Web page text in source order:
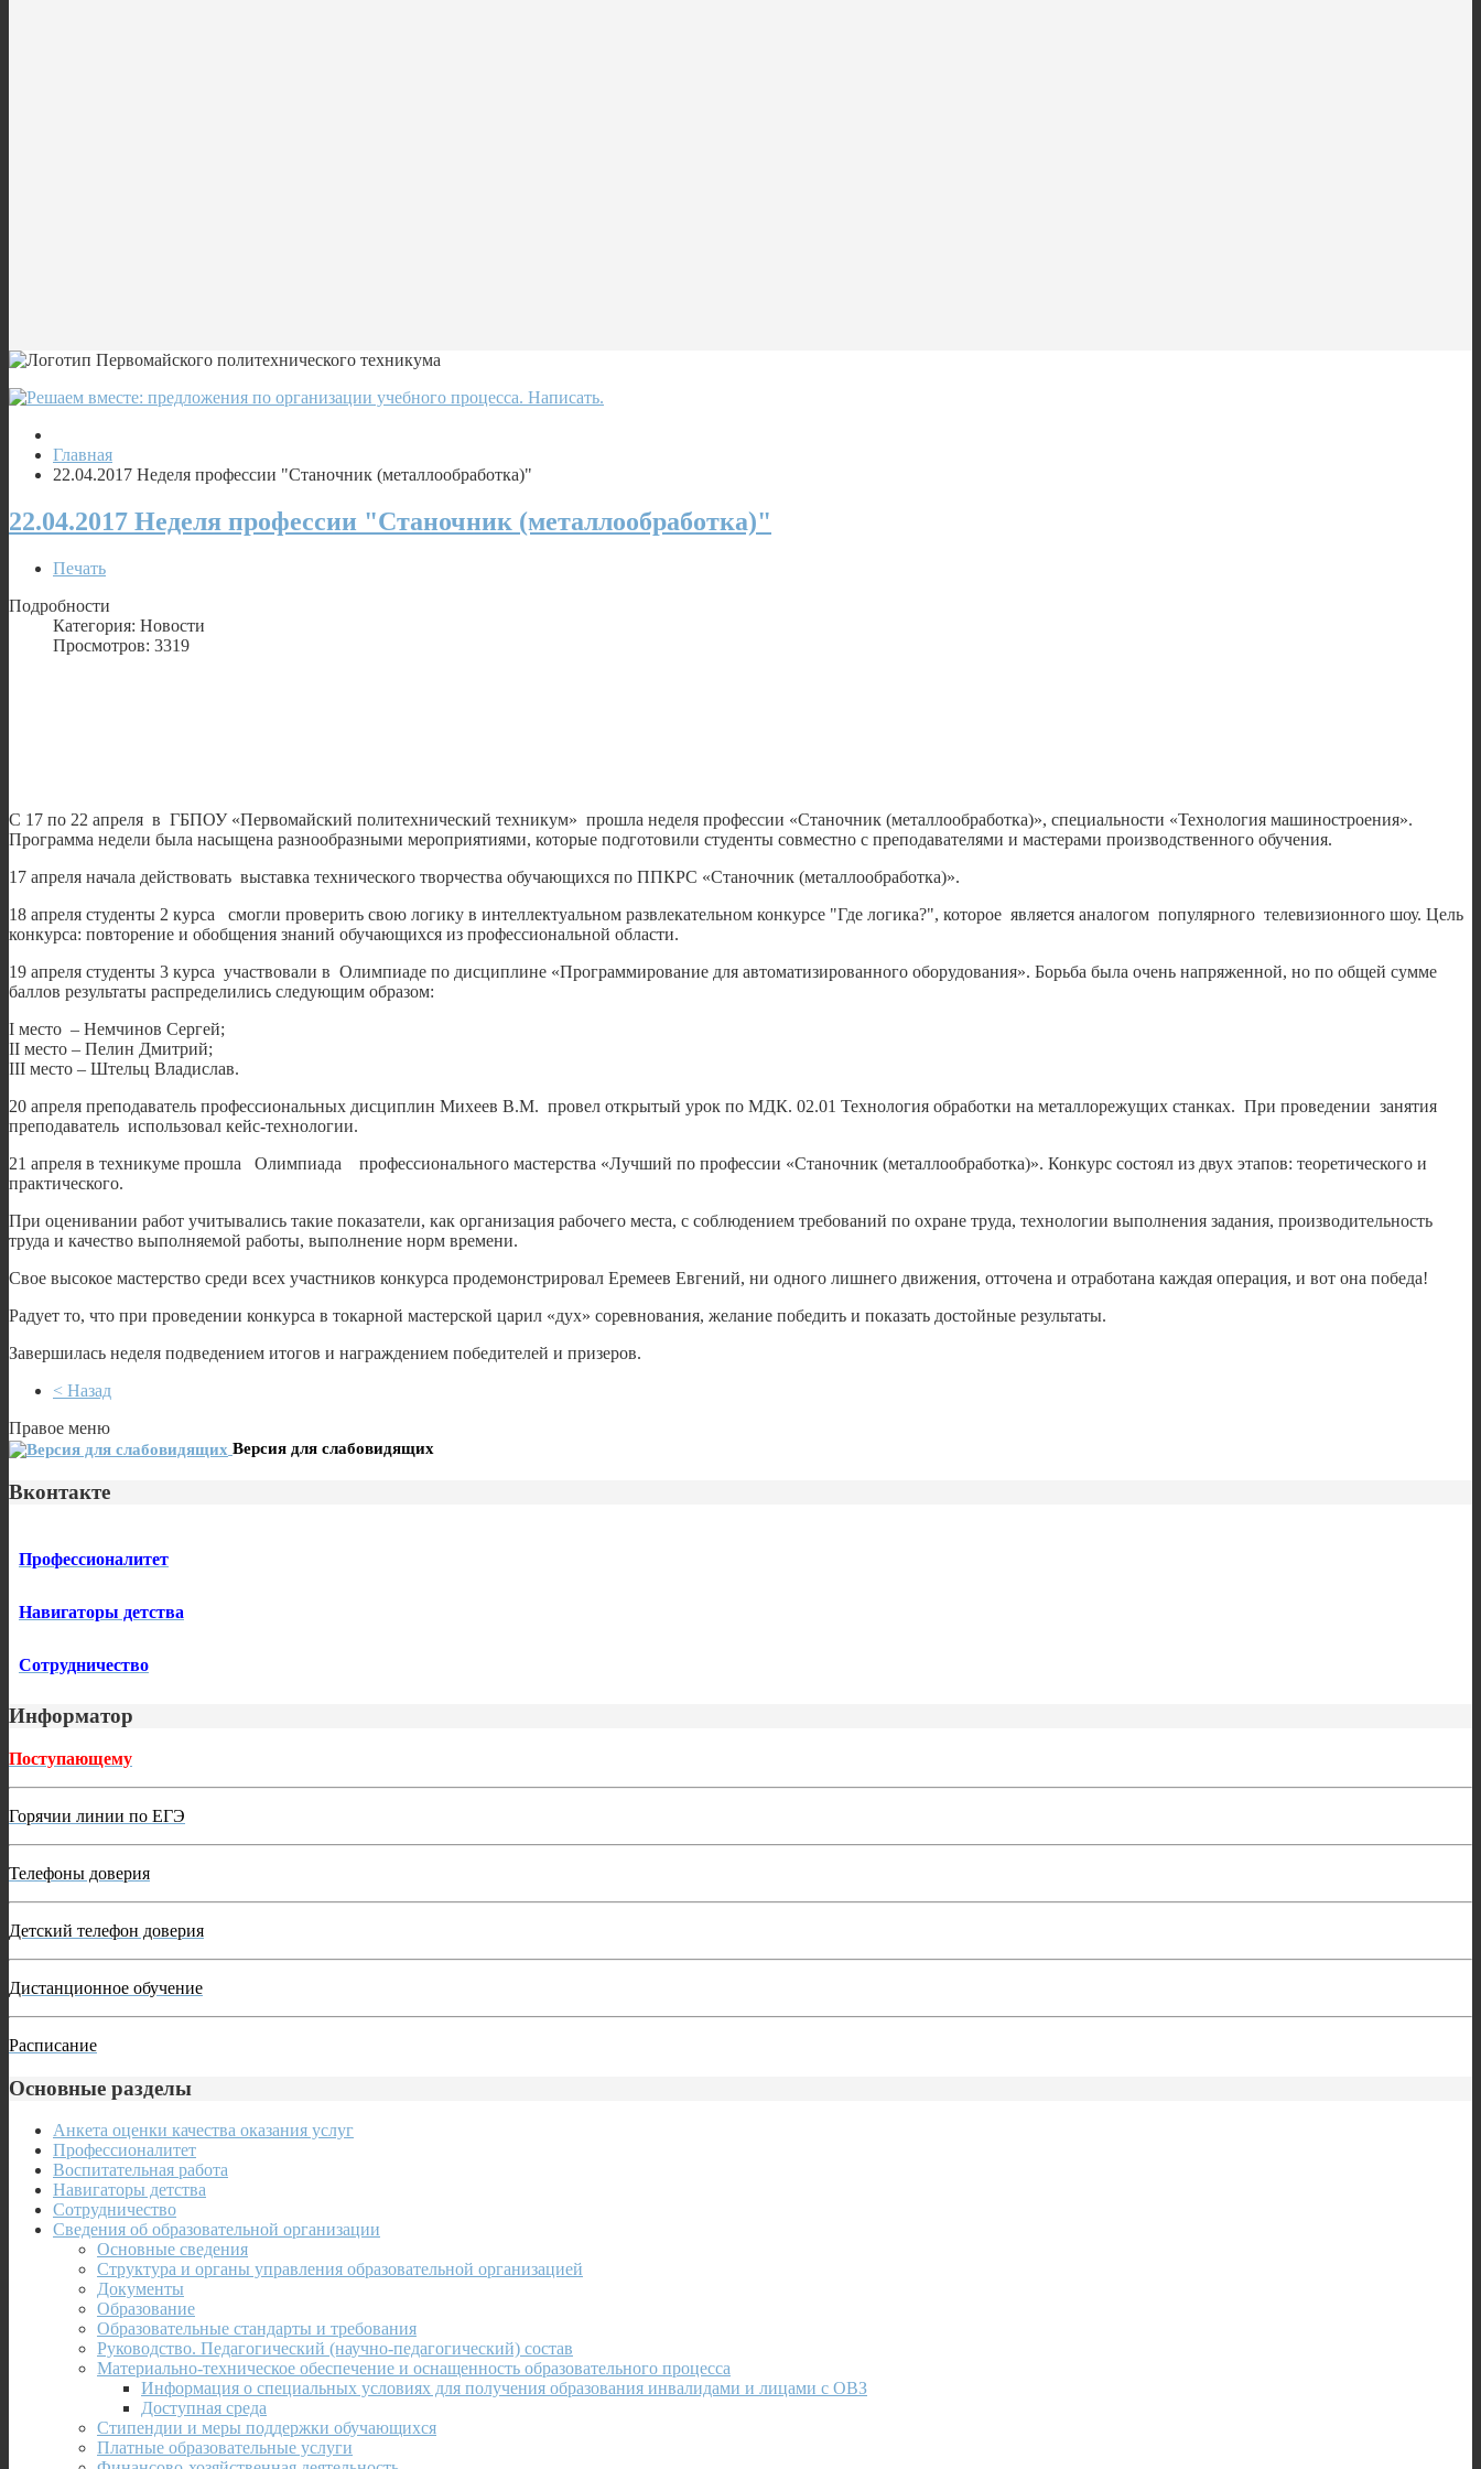
Главная
22.04.2017 Неделя профессии "Станочник (металлообработка)"
22.04.2017 Неделя профессии "Станочник (металлообработка)"
Печать
Подробности
Категория: Новости
Просмотров: 3319
С 17 по 22 апреля в ГБПОУ «Первомайский политехнический техникум» прошла неделя профессии «Станочник (металлообработка)», специальности «Технология машиностроения».
Программа недели была насыщена разнообразными мероприятиями, которые подготовили студенты совместно с преподавателями и мастерами производственного обучения.
17 апреля начала действовать выставка технического творчества обучающихся по ППКРС «Станочник (металлообработка)».
18 апреля студенты 2 курса смогли проверить свою логику в интеллектуальном развлекательном конкурсе "Где логика?", которое является аналогом популярного телевизионного шоу. Цель
конкурса: повторение и обобщения знаний обучающихся из профессиональной области.
19 апреля студенты 3 курса участвовали в Олимпиаде по дисциплине «Программирование для автоматизированного оборудования». Борьба была очень напряженной, но по общей сумме
баллов результаты распределились следующим образом:
I место – Немчинов Сергей;
II место – Пелин Дмитрий;
III место – Штельц Владислав.
20 апреля преподаватель профессиональных дисциплин Михеев В.М. провел открытый урок по МДК. 02.01 Технология обработки на металлорежущих станках. При проведении занятия
преподаватель использовал кейс-технологии.
21 апреля в техникуме прошла Олимпиада профессионального мастерства «Лучший по профессии «Станочник (металлообработка)». Конкурс состоял из двух этапов: теоретического и
практического.
При оценивании работ учитывались такие показатели, как организация рабочего места, с соблюдением требований по охране труда, технологии выполнения задания, производительность
труда и качество выполняемой работы, выполнение норм времени.
Свое высокое мастерство среди всех участников конкурса продемонстрировал Еремеев Евгений, ни одного лишнего движения, отточена и отработана каждая операция, и вот она победа!
Радует то, что при проведении конкурса в токарной мастерской царил «дух» соревнования, желание победить и показать достойные результаты.
Завершилась неделя подведением итогов и награждением победителей и призеров.
< Назад
Правое меню
Версия для слабовидящих
Вконтакте
Профессионалитет
Навигаторы детства
Сотрудничество
Информатор
Поступающему
Горячии линии по ЕГЭ
Телефоны доверия
Детский телефон доверия
Дистанционное обучение
Расписание
Основные разделы
Анкета оценки качества оказания услуг
Профессионалитет
Воспитательная работа
Навигаторы детства
Сотрудничество
Сведения об образовательной организации
Основные сведения
Структура и органы управления образовательной организацией
Документы
Образование
Образовательные стандарты и требования
Руководство. Педагогический (научно-педагогический) состав
Материально-техническое обеспечение и оснащенность образовательного процесса
Информация о специальных условиях для получения образования инвалидами и лицами с ОВЗ
Доступная среда
Стипендии и меры поддержки обучающихся
Платные образовательные услуги